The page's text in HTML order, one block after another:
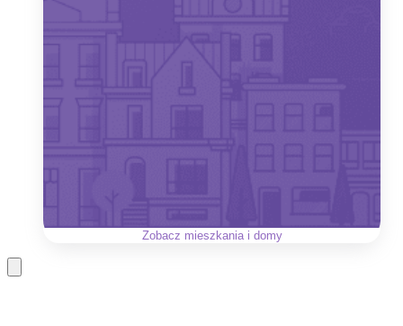
Zobacz mieszkania i domy